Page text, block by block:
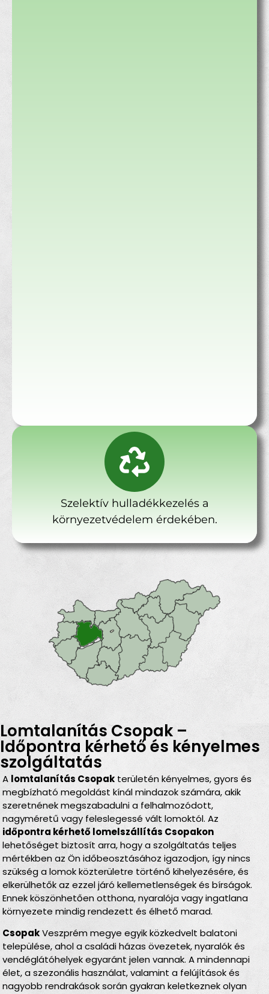
Szelektív hulladékkezelés a
környezetvédelem érdekében.
Lomtalanítás Csopak –
Időpontra kérhető és kényelmes
szolgáltatás
A lomtalanítás Csopak területén kényelmes, gyors és
megbízható megoldást kínál mindazok számára, akik
szeretnének megszabadulni a felhalmozódott,
nagyméretű vagy feleslegessé vált lomoktól. Az
időpontra kérhető lomelszállítás Csopakon
lehetőséget biztosít arra, hogy a szolgáltatás teljes
mértékben az Ön időbeosztásához igazodjon, így nincs
szükség a lomok közterületre történő kihelyezésére, és
elkerülhetők az ezzel járó kellemetlenségek és bírságok.
Ennek köszönhetően otthona, nyaralója vagy ingatlana
környezete mindig rendezett és élhető marad.
CsopakVeszprém megye egyik közkedvelt balatoni
települése, ahol a családi házas övezetek, nyaralók és
vendéglátóhelyek egyaránt jelen vannak. A mindennapi
élet, a szezonális használat, valamint a felújítások és
nagyobb rendrakások során gyakran keletkeznek olyan